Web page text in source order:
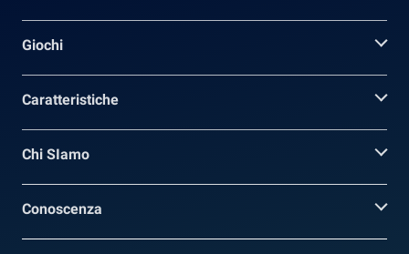
Giochi
Caratteristiche
Chi SIamo
Conoscenza